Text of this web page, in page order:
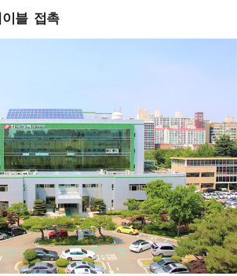
블 접촉